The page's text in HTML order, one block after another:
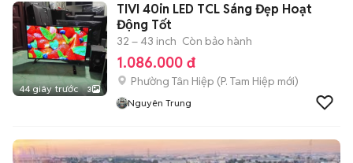
44 giây trước 3
TIVI 40in LED TCL Sáng Đẹp Hoạt
Động Tốt
32 – 43 inch Còn bảo hành
1.086.000 đ
Phường Tân Hiệp (P. Tam Hiệp mới)
Nguyên Trung